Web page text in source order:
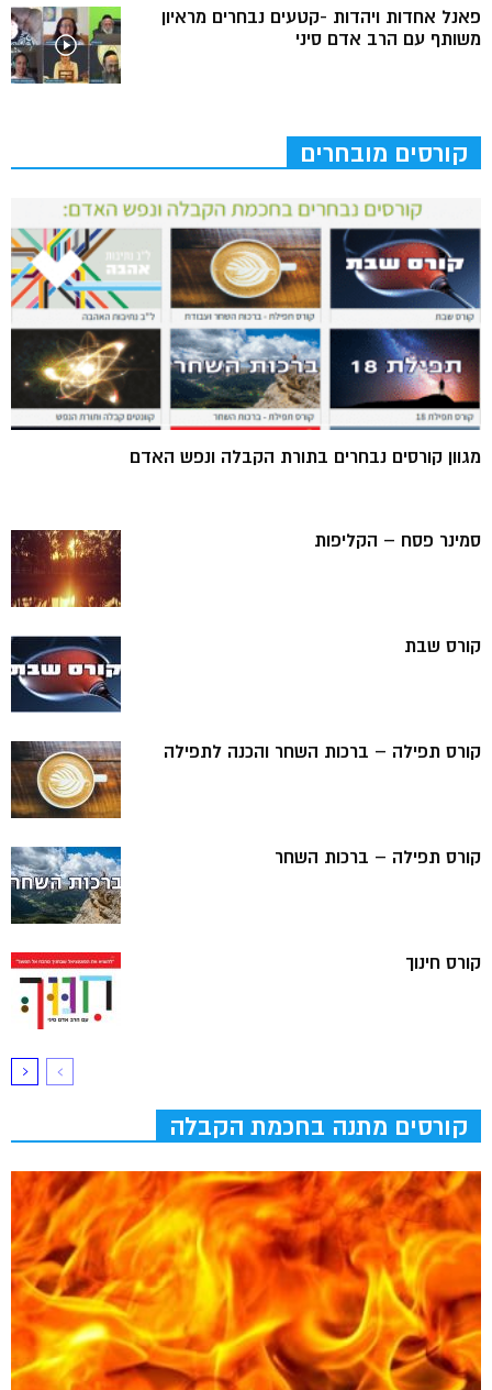
פאנל אחדות ויהדות -קטעים נבחרים מראיון
משותף עם הרב אדם סיני
קורסים מובחרים
מגוון קורסים נבחרים בתורת הקבלה ונפש האדם
סמינר פסח – הקליפות
קורס שבת
קורס תפילה – ברכות השחר והכנה לתפילה
קורס תפילה – ברכות השחר
קורס חינוך
קורסים מתנה בחכמת הקבלה